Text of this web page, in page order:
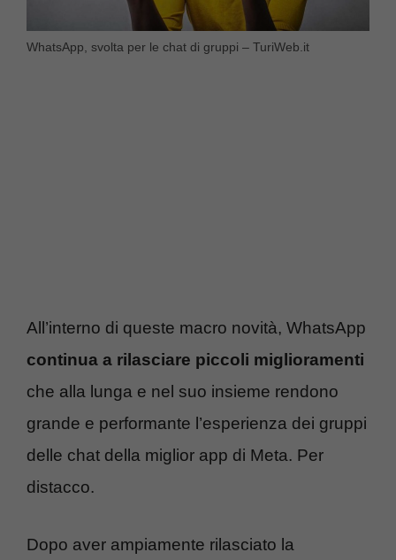
WhatsApp, svolta per le chat di gruppi – TuriWeb.it
All’interno di queste macro novità, WhatsApp
continua a rilasciare piccoli miglioramenti
che alla lunga e nel suo insieme rendono
grande e performante l’esperienza dei gruppi
delle chat della miglior app di Meta. Per
distacco.
Dopo aver ampiamente rilasciato la